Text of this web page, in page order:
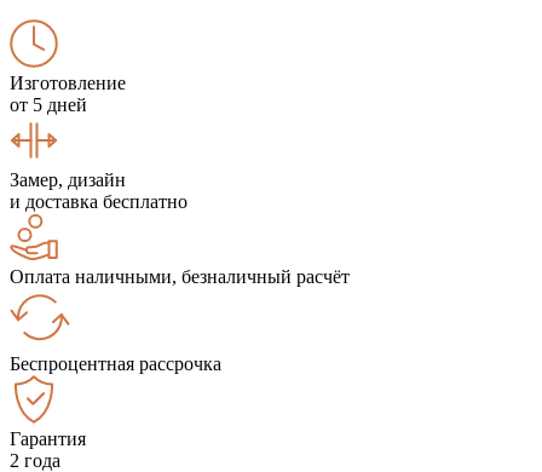
Изготовление
от 5 дней
Замер, дизайн
и доставка бесплатно
Оплата наличными, безналичный расчёт
Беспроцентная рассрочка
Гарантия
2 года